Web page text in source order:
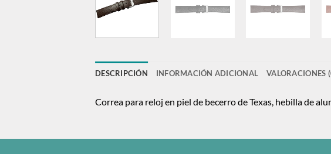
DESCRIPCIÓN INFORMACIÓN ADICIONAL VALORACIONES
Correa para reloj en piel de becerro de Texas, hebilla de